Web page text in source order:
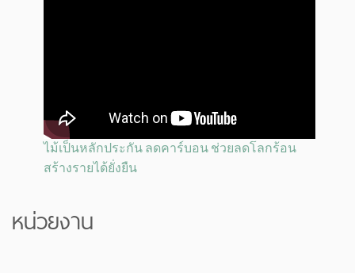
ไม้เป็นหลักประกัน ลดคาร์บอน ช่วยลดโลกร้อน
สร้างรายได้ยั่งยืน
หน่วยงาน